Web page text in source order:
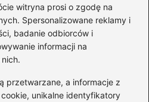
witryna prosi o zgodę na
Spersonalizowane reklamy i
badanie odbiorców i
informacji na
przetwarzane, a informacje z
unikalne identyfikatory
również mogą
outfitach, na
wyjścia.
sezonu w połączeniu